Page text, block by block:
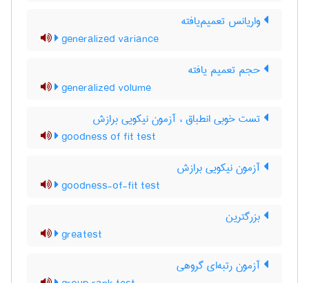
واریانس تعمیم‌یافته
generalized variance
حجم تعمیم یافته
generalized volume
تست خوبی انطباق ، آزمون نیکویی برازش
goodness of fit test
آزمون نیکویی برازش
goodness-of-fit test
بزرگترین
greatest
آزمون رتبه‌ای گروهی